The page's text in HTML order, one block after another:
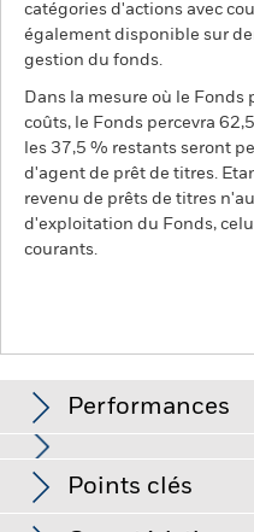
catégories d'actions avec
également disponible sur
gestion du fonds.
Dans la mesure où le
coûts, le Fonds percevra
les 37,5 % restants seront
d'agent de prêt de titres.
revenu de prêts de titres
d'exploitation du Fonds,
courants.
Performances
Le risque de crédit, les
les défauts de l'émetteur
Points clés